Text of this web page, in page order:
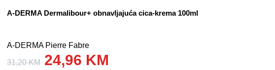
A-DERMA Dermalibour+ obnavljajuća cica-krema 100ml
A-DERMA Pierre Fabre
31,20KM 24,96 KM